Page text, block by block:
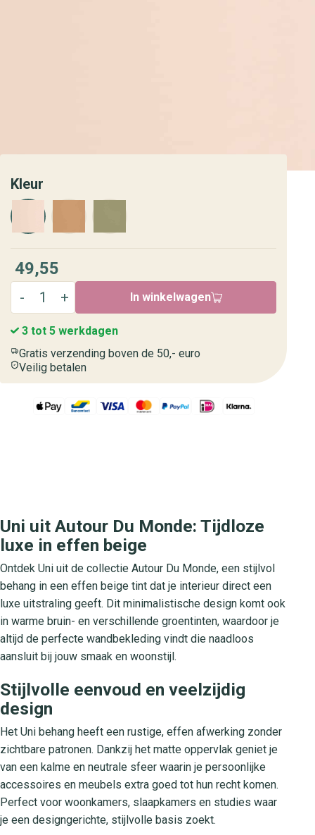
Kleur
49,55
In winkelwagen
3 tot 5 werkdagen
Gratis verzending boven de 50,- euro
Veilig betalen
Uni uit Autour Du Monde: Tijdloze
luxe in effen beige
Ontdek Uni uit de collectie Autour Du Monde, een stijlvol
behang in een effen beige tint dat je interieur direct een
luxe uitstraling geeft. Dit minimalistische design komt ook
in warme bruin- en verschillende groentinten, waardoor je
altijd de perfecte wandbekleding vindt die naadloos
aansluit bij jouw smaak en woonstijl.
Stijlvolle eenvoud en veelzijdig
design
Het Uni behang heeft een rustige, effen afwerking zonder
zichtbare patronen. Dankzij het matte oppervlak geniet je
van een kalme en neutrale sfeer waarin je persoonlijke
accessoires en meubels extra goed tot hun recht komen.
Perfect voor woonkamers, slaapkamers en studies waar
je een designgerichte, stijlvolle basis zoekt.